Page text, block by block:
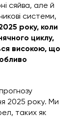
сяйва, але й
системи,
року, коли
циклу,
високою, що
2025 року. Ми
таких як